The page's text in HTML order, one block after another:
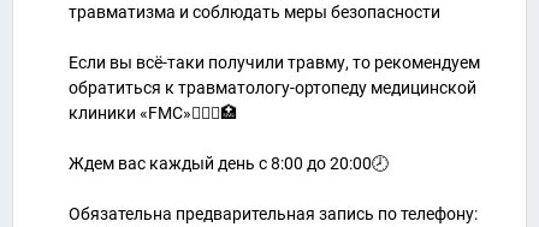
травматизма и соблюдать меры безопасности
Если вы всё-таки получили травму, то рекомендуем
обратиться к травматологу-ортопеду медицинской
клиники «FMC»👨🏼‍⚕️🏥
Ждем вас каждый день с 8:00 до 20:00🕗
Обязательна предварительная запись по телефону: